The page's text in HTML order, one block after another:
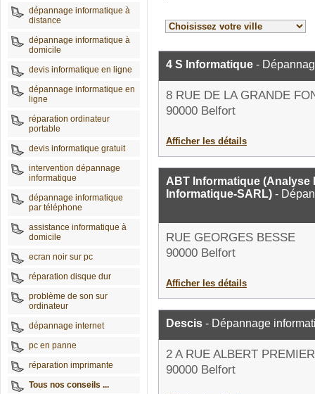
dépannage informatique à
distance
dépannage informatique à
domicile
devis informatique en ligne
dépannage informatique en
ligne
réparation ordinateur
portable
devis informatique gratuit
intervention dépannage
informatique
dépannage informatique
par téléphone
assistance informatique à
domicile
ecran noir sur pc
réparation disque dur
problème de son sur
ordinateur
dépannage internet
pc en panne
réparation imprimante
Tous nos conseils ...
4 S Informatique -
8 RUE DE LA GRANDE
90000 Belfort
Afficher les détails
ABT Informatique (Analyse
Informatique-SARL) -
RUE GEORGES BESSE
90000 Belfort
Afficher les détails
Descis - Dépannage
2 A RUE ALBERT PREMIER
90000 Belfort